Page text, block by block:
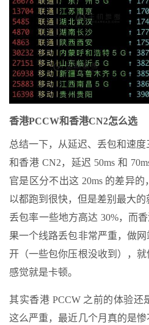
香港PCCW和香港CN2怎么选
总结一下，从延迟、丢包和速
和香港 CN2，延迟 50ms 和
官是区分不出这 20ms 的差异的
以都跑到很快，但是差别最大
丢包率一些地方高达 30%，而
果一个线路丢包非常严重，做
开（一些包你压根没收到），
感觉就是卡顿。
其实香港 PCCW 之前的体验
这么严重，最近几个月真的是